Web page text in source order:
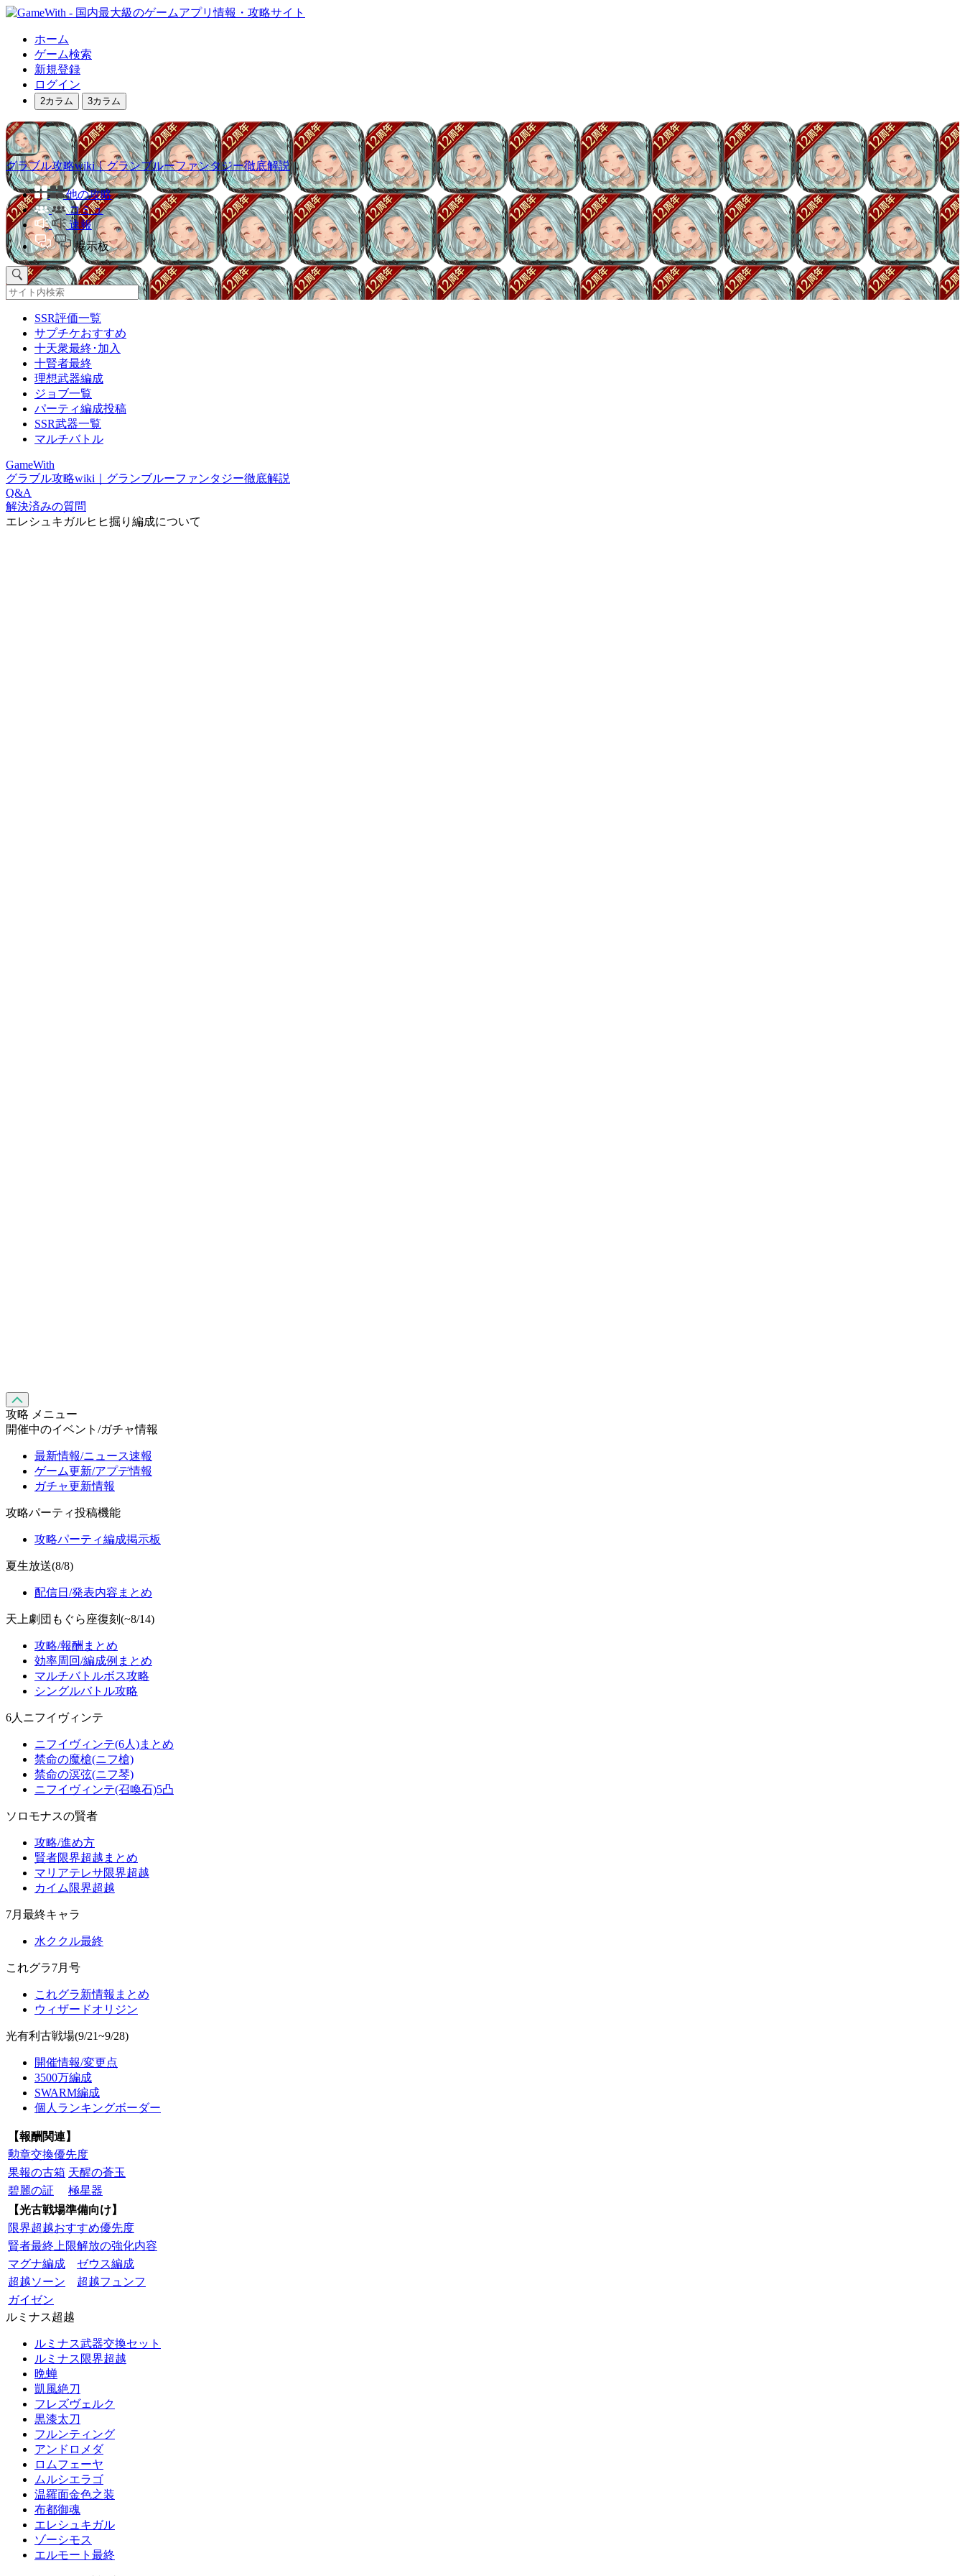
ホーム
ゲーム検索
新規登録
ログイン
2カラム 3カラム
グラブル攻略wiki｜グランブルーファンタジー徹底解説
他の攻略
コミュ
速報
掲示板
SSR評価一覧
サプチケおすすめ
十天衆最終･加入
十賢者最終
理想武器編成
ジョブ一覧
パーティ編成投稿
SSR武器一覧
マルチバトル
GameWith
グラブル攻略wiki｜グランブルーファンタジー徹底解説
Q&A
解決済みの質問
エレシュキガルヒヒ掘り編成について
攻略 メニュー
開催中のイベント/ガチャ情報
最新情報/ニュース速報
ゲーム更新/アプデ情報
ガチャ更新情報
攻略パーティ投稿機能
攻略パーティ編成掲示板
夏生放送(8/8)
配信日/発表内容まとめ
天上劇団もぐら座復刻(~8/14)
攻略/報酬まとめ
効率周回/編成例まとめ
マルチバトルボス攻略
シングルバトル攻略
6人ニフイヴィンテ
ニフイヴィンテ(6人)まとめ
禁命の魔槍(ニフ槍)
禁命の溟弦(ニフ琴)
ニフイヴィンテ(召喚石)5凸
ソロモナスの賢者
攻略/進め方
賢者限界超越まとめ
マリアテレサ限界超越
カイム限界超越
7月最終キャラ
水ククル最終
これグラ7月号
これグラ新情報まとめ
ウィザードオリジン
光有利古戦場(9/21~9/28)
開催情報/変更点
3500万編成
SWARM編成
個人ランキングボーダー
【報酬関連】
勲章交換優先度
果報の古箱 天醒の蒼玉
碧麗の証
極星器
【光古戦場準備向け】
限界超越おすすめ優先度
賢者最終上限解放の強化内容
マグナ編成
ゼウス編成
超越ソーン
超越フュンフ
ガイゼン
ルミナス超越
ルミナス武器交換セット
ルミナス限界超越
晩蝉
凱風絶刀
フレズヴェルク
黒漆太刀
フルンティング
アンドロメダ
ロムフェーヤ
ムルシエラゴ
温羅面金色之装
布都御魂
エレシュキガル
ゾーシモス
エルモート最終